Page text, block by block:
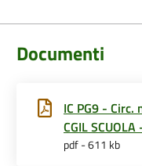
Documenti
IC PG9 -
CGIL
pdf - 611 kb